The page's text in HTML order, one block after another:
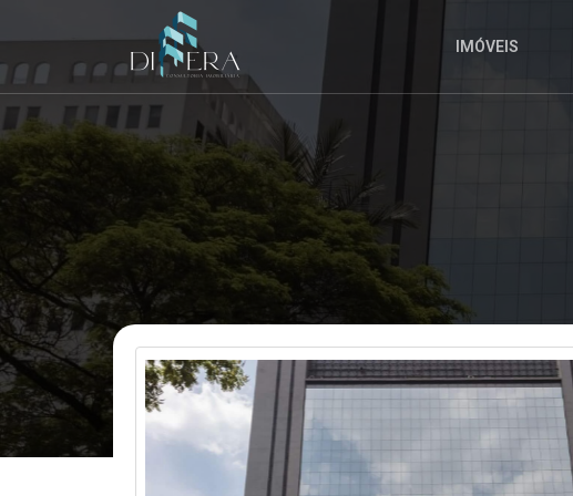
IMÓVEIS
INSCRIÇÃO
A
MOMENTO.
ENVIAR